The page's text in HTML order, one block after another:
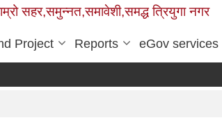
सहर,समुन्नत,समावेशी,समद्ध त्रियुगा नगर
Project Reports eGov services